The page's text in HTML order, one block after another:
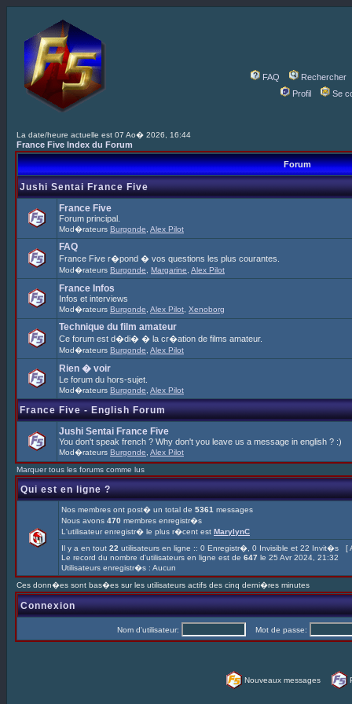
FAQ
Rechercher
Profil
Se
La date/heure actuelle est 07 Ao� 2026, 16:44
France Five Index du Forum
Forum
Jushi Sentai France Five
France Five
Forum principal.
Mod�rateurs Burgonde Alex Pilot
FAQ
France Five r�pond � vos questions les plus courantes.
Mod�rateurs Burgonde Margarine Alex Pilot
France Infos
Infos et interviews
Mod�rateurs Burgonde Alex Pilot Xenoborg
Technique du film amateur
Ce forum est d�di� � la cr�ation de films amateur.
Mod�rateurs Burgonde Alex Pilot
Rien � voir
Le forum du hors-sujet.
Mod�rateurs Burgonde Alex Pilot
France Five - English Forum
Jushi Sentai France Five
You don't speak french ? Why don't you leave us a message in english ? :)
Mod�rateurs Burgonde Alex Pilot
Marquer tous les forums comme lus
Qui est en ligne ?
Nos membres ont post� un total de 5361 messages
Nous avons 470 membres enregistr�s
L'utilisateur enregistr� le plus r�cent est MarylynC
Il y a en tout 22 utilisateurs en ligne :: 0 Enregistr�, 0 Invisible et 22 Invit�s [
Le record du nombre d'utilisateurs en ligne est de 647 le 25 Avr 2024, 21:32
Utilisateurs enregistr�s : Aucun
Ces donn�es sont bas�es sur les utilisateurs actifs des cinq derni�res minutes
Connexion
Nom d'utilisateur: Mot de passe:
Nouveaux messages